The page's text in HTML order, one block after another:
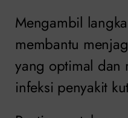
Mengambil
membantu
yang optimal dan
infeksi penyakit